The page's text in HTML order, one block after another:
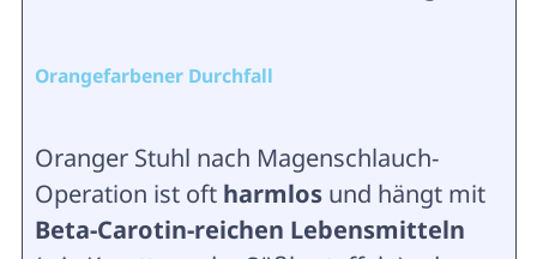
Orangefarbener Durchfall
Oranger Stuhl nach Magenschlauch-
Operation ist oft harmlosund hängt mit
Beta-Carotin-reichen Lebensmitteln